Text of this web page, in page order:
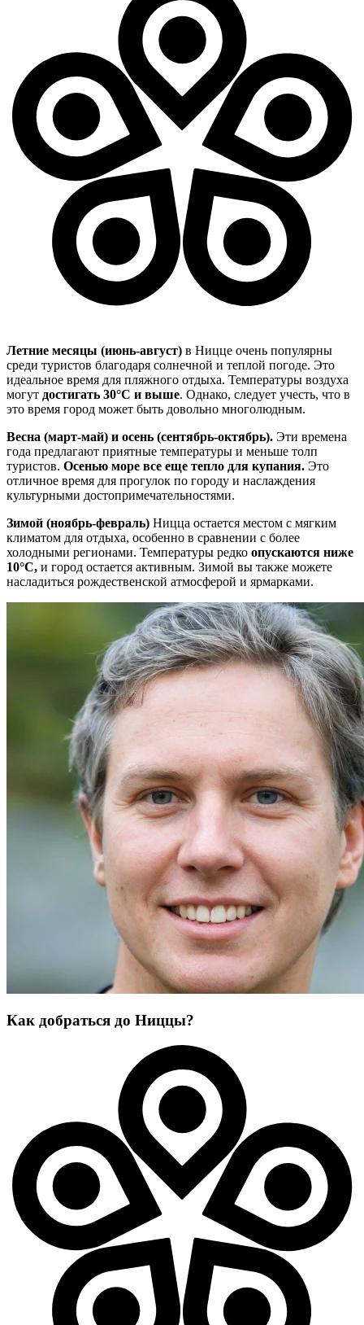
Летние месяцы (июнь-август) в Ницце очень популярны
среди туристов благодаря солнечной и теплой погоде. Это
идеальное время для пляжного отдыха. Температуры воздуха
могут достигать 30°C и выше. Однако, следует учесть, что в
это время город может быть довольно многолюдным.
Весна (март-май) и осень (сентябрь-октябрь). Эти времена
года предлагают приятные температуры и меньше толп
туристов. Осенью море все еще тепло для купания. Это
отличное время для прогулок по городу и наслаждения
культурными достопримечательностями.
Зимой (ноябрь-февраль) Ницца остается местом с мягким
климатом для отдыха, особенно в сравнении с более
холодными регионами. Температуры редко опускаются ниже
10°C, и город остается активным. Зимой вы также можете
насладиться рождественской атмосферой и ярмарками.
Как добраться до Ниццы?